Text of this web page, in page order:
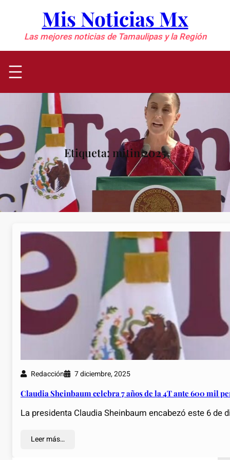
contenido
Mis Noticias Mx
Las mejores noticias de Tamaulipas y la Región
Etiqueta: mitin 2025
Redacción 7 diciembre, 2025
Claudia Sheinbaum celebra 7 años de la 4T ante 600 mil
La presidenta Claudia Sheinbaum encabezó este 6
Leer más…